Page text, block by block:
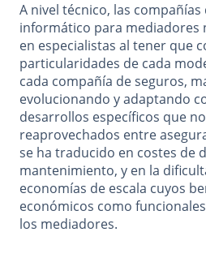
A nivel técnico, las
informático para mediadores
en especialistas al tener que
particularidades de cada
cada compañía de seguros,
evolucionando y adaptando
desarrollos específicos que
reaprovechados entre
se ha traducido en costes de
mantenimiento, y en la
economías de escala cuyos
económicos como
los mediadores.